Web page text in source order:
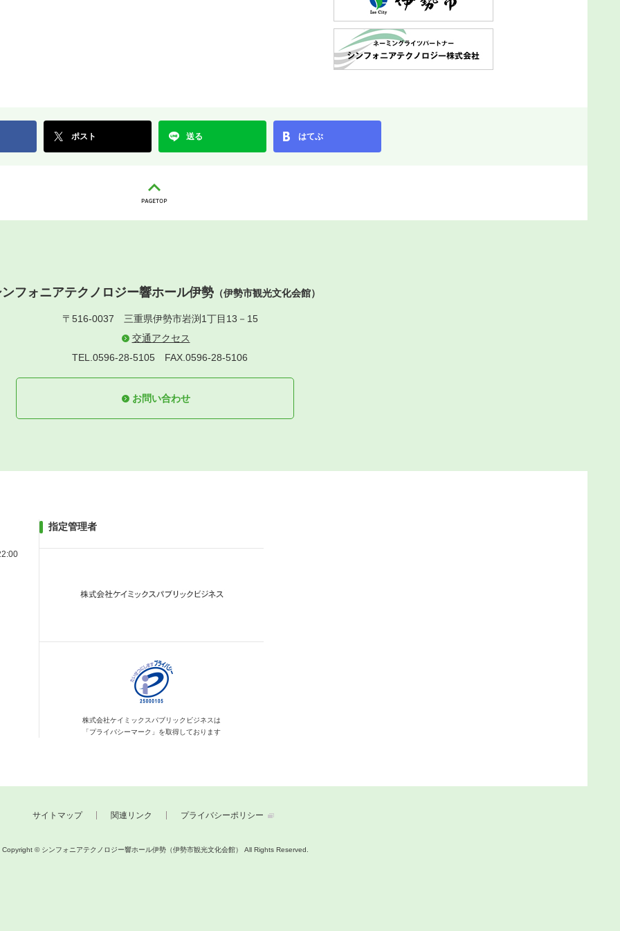
ポスト 送る はてぶ
フォニアテクノロジー響ホール伊勢 （伊勢市観光文化会館）
〒516-0037 三重県伊勢市岩渕1丁目13－15
交通アクセス
TEL.0596-28-5105 FAX.0596-28-5106
お問い合わせ
指定管理者
株式会社ケイミックス パブリックビジネスは
「プライバシーマーク」を取得しております
サイトマップ 関連リンク プライバシーポリシー
Copyright © シンフォニアテクノロジー響ホール伊勢（伊勢市観光文化会館） All Rights Reserved.